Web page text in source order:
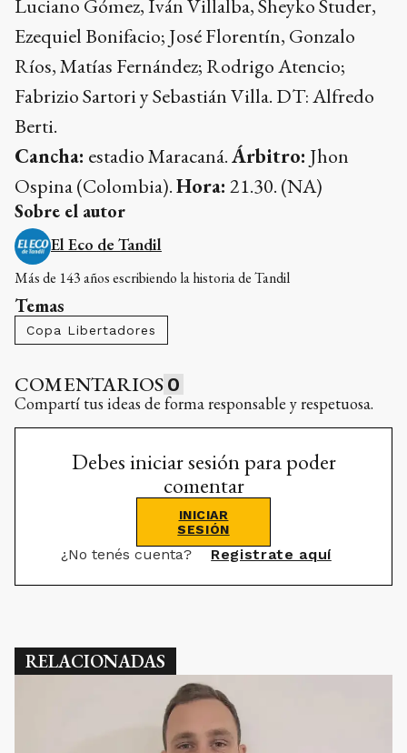
Luciano Gómez, Iván Villalba, Sheyko Studer,
Ezequiel Bonifacio; José Florentín, Gonzalo
Ríos, Matías Fernández; Rodrigo Atencio;
Fabrizio Sartori y Sebastián Villa. DT: Alfredo
Berti.
Cancha: estadio Maracaná.Árbitro: Jhon
Ospina (Colombia).Hora: 21.30. (NA)
Sobre el autor
El Eco de Tandil
Más de 143 años escribiendo la historia de Tandil
Temas
Copa Libertadores
COMENTARIOS 0
Compartí tus ideas de forma responsable y respetuosa.
Debes iniciar sesión para poder
comentar
INICIAR
SESIÓN
¿No tenés cuenta? Registrate aquí
RELACIONADAS